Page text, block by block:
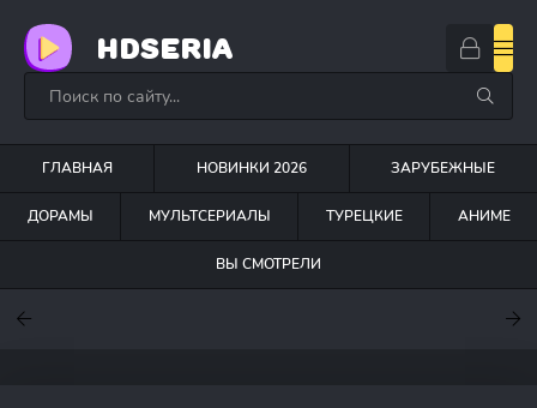
HDSERIA
ГЛАВНАЯ НОВИНКИ 2026 ЗАРУБЕЖНЫЕ
ДОРАМЫ МУЛЬТСЕРИАЛЫ ТУРЕЦКИЕ АНИМЕ
ВЫ СМОТРЕЛИ